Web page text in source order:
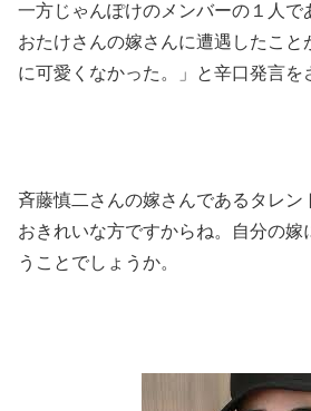
一方じゃんぽけのメンバーの１人で
おたけさんの嫁さんに遭遇したこと
に可愛くなかった。」と辛口発言を
斉藤慎二さんの嫁さんであるタレン
おきれいな方ですからね。自分の嫁
うことでしょうか。